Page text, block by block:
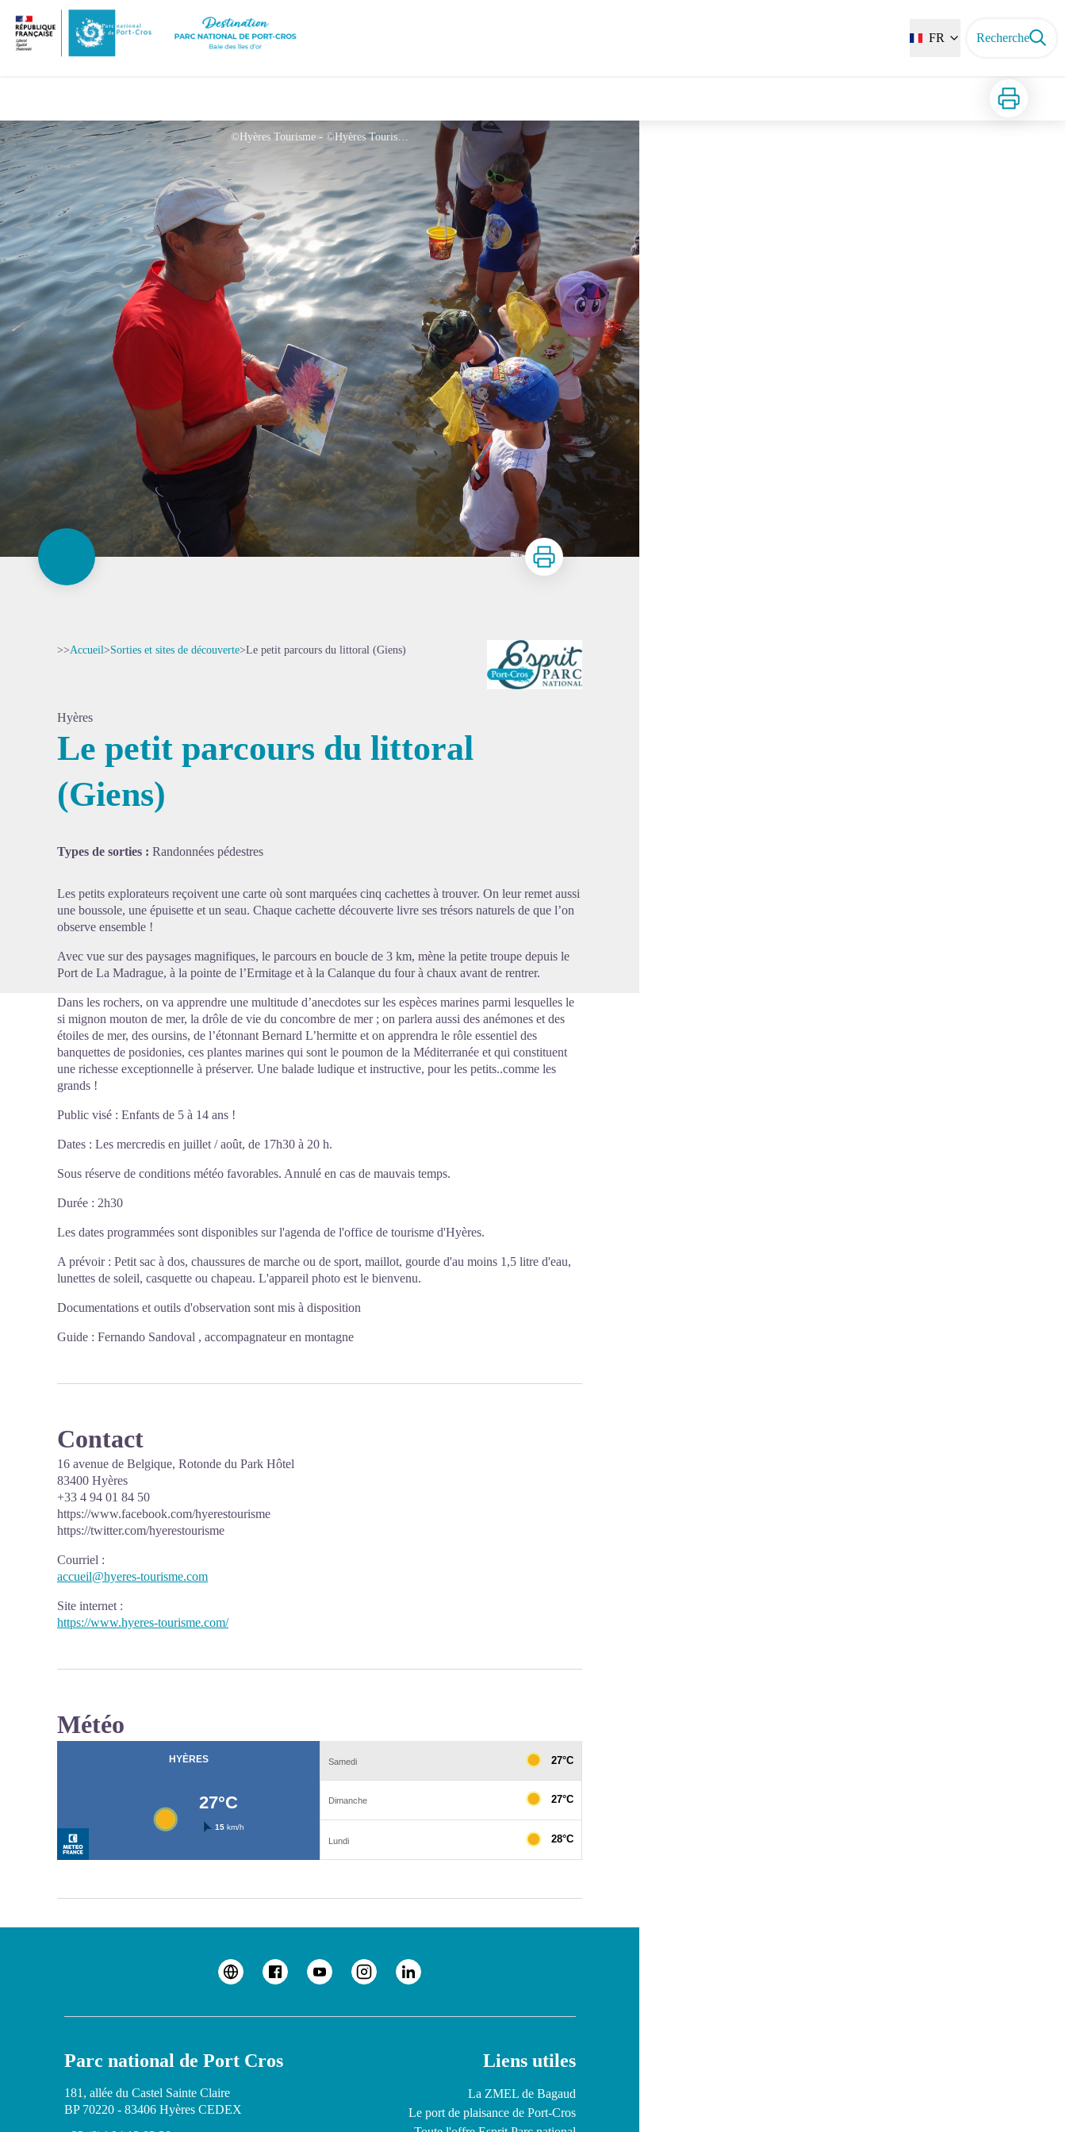
FR Recherche
Imprimer
©Hyères Tourisme - ©Hyères Tourisme
Imprimer
>>Accueil>Sorties et sites de découverte>Le petit parcours du littoral (Giens)
Hyères
Le petit parcours du littoral
(Giens)
Types de sorties : Randonnées pédestres
Les petits explorateurs reçoivent une carte où sont marquées cinq cachettes à trouver. On leur remet aussi
une boussole, une épuisette et un seau. Chaque cachette découverte livre ses trésors naturels de que l’on
observe ensemble !
Avec vue sur des paysages magnifiques, le parcours en boucle de 3 km, mène la petite troupe depuis le
Port de La Madrague, à la pointe de l’Ermitage et à la Calanque du four à chaux avant de rentrer.
Dans les rochers, on va apprendre une multitude d’anecdotes sur les espèces marines parmi lesquelles le
si mignon mouton de mer, la drôle de vie du concombre de mer ; on parlera aussi des anémones et des
étoiles de mer, des oursins, de l’étonnant Bernard L’hermitte et on apprendra le rôle essentiel des
banquettes de posidonies, ces plantes marines qui sont le poumon de la Méditerranée et qui constituent
une richesse exceptionnelle à préserver. Une balade ludique et instructive, pour les petits..comme les
grands !
Public visé : Enfants de 5 à 14 ans !
Dates : Les mercredis en juillet / août, de 17h30 à 20 h.
Sous réserve de conditions météo favorables. Annulé en cas de mauvais temps.
Durée : 2h30
Les dates programmées sont disponibles surl'agenda de l'office de tourisme d'Hyères.
A prévoir : Petit sac à dos, chaussures de marche ou de sport, maillot, gourde d'au moins 1,5 litre d'eau,
lunettes de soleil, casquette ou chapeau. L'appareil photo est le bienvenu.
Documentations et outils d'observation sont mis à disposition
Guide : Fernando Sandoval , accompagnateur en montagne
Contact
16 avenue de Belgique, Rotonde du Park Hôtel
83400 Hyères
+33 4 94 01 84 50
https://www.facebook.com/hyerestourisme
https://twitter.com/hyerestourisme
Courriel :
accueil@hyeres-tourisme.com
Site internet :
https://www.hyeres-tourisme.com/
Météo
Parc national de Port Cros
181, allée du Castel Sainte Claire
BP 70220 - 83406 Hyères CEDEX
Liens utiles
La ZMEL de Bagaud
Le port de plaisance de Port-Cros